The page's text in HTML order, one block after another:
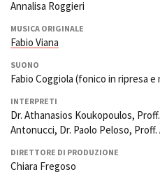
Annalisa Roggieri
MUSICA ORIGINALE
Fabio Viana
SUONO
Fabio Coggiola (fonico in ripresa
INTERPRETI
Dr. Athanasios Koukopoulos,
Antonucci, Dr. Paolo Peloso, Proff.
DIRETTORE DI PRODUZIONE
Chiara Fregoso